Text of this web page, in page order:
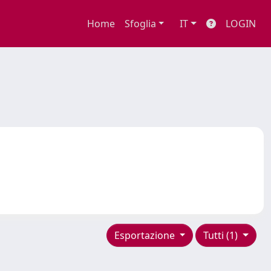
Home Sfoglia IT LOGIN
Tutti (1)
Esportazione